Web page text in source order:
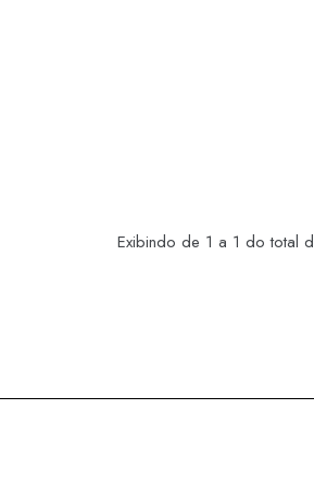
Exibindo de 1 a 1 do total